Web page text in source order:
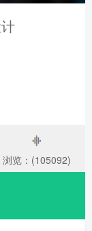
浏览：(105092)